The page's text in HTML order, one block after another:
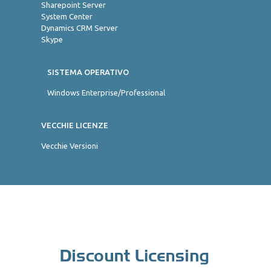
Sharepoint Server
System Center
Dynamics CRM Server
Skype
SISTEMA OPERATIVO
Windows Enterprise/Professional
VECCHIE LICENZE
Vecchie Versioni